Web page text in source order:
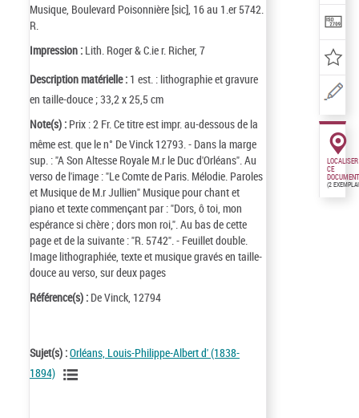
Musique, Boulevard Poisonnière [sic], 16 au 1.er 5742.
R.
Impression : Lith. Roger & C.ie r. Richer, 7
Description matérielle : 1 est. : lithographie et gravure
en taille-douce ; 33,2 x 25,5 cm
Note(s) : Prix : 2 Fr. Ce titre est impr. au-dessous de la
même est. que le n° De Vinck 12793. - Dans la marge
sup. : "A Son Altesse Royale M.r le Duc d'Orléans". Au
verso de l'image : "Le Comte de Paris. Mélodie. Paroles
et Musique de M.r Jullien" Musique pour chant et
piano et texte commençant par : "Dors, ô toi, mon
espérance si chère ; dors mon roi,". Au bas de cette
page et de la suivante : "R. 5742". - Feuillet double.
Image lithographiée, texte et musique gravés en taille-
douce au verso, sur deux pages
Référence(s) : De Vinck, 12794
Sujet(s) :Orléans, Louis-Philippe-Albert d' (1838-
1894)
LOCALISER
CE
DOCUMENT
(2